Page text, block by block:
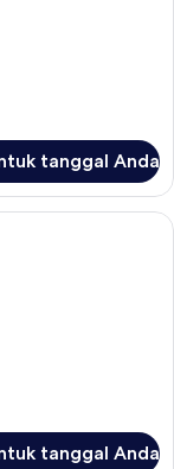
tanggal Anda
| Area keluarga |
tanggal Anda